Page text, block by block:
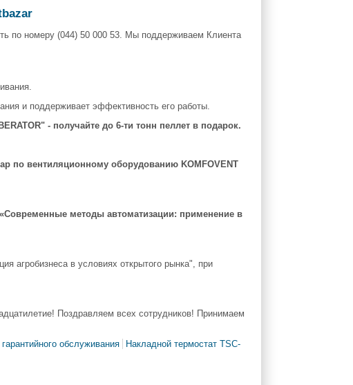
по номеру (044) 50 000 53. Мы поддерживаем Клиента
и поддерживает эффективность его работы.
- получайте до 6-ти тонн пеллет в подарок.
по вентиляционному оборудованию KOMFOVENT
методы автоматизации: применение в
агробизнеса в условиях открытого рынка", при
Поздравляем всех сотрудников! Принимаем
гарантийного обслуживания
Накладной термостат TSC-